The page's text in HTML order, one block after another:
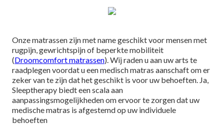
Onze matrassen zijn met name geschikt voor mensen met
rugpijn, gewrichtspijn of beperkte mobiliteit
(Droomcomfort matrassen). Wij raden u aan uw arts te
raadplegen voordat u een medisch matras aanschaft om er
zeker van te zijn dat het geschikt is voor uw behoeften. Ja,
Sleeptherapy biedt een scala aan
aanpassingsmogelijkheden om ervoor te zorgen dat uw
medische matras is afgestemd op uw individuele
behoeften